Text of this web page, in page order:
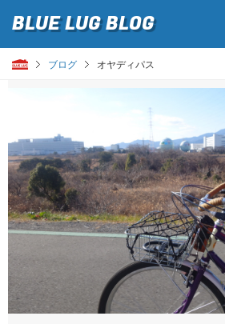
BLUE LUGBLOG
ブログ オヤディパス